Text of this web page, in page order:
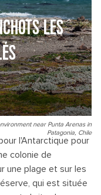
LES
near Punta Arenas in
Patagonia, Chile
l'Antarctique pour
colonie de
une plage et sur les
qui est située